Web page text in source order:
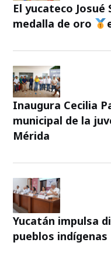
El yucateco
medalla de oro
Inaugura Cecilia
municipal de la
Mérida
Yucatán impulsa
pueblos indígenas